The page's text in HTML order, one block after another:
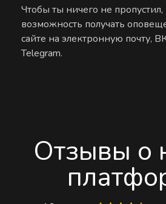
Чтобы ты ничего не
возможность получать
сайте на электронную почту,
Telegram.
Отзывы о